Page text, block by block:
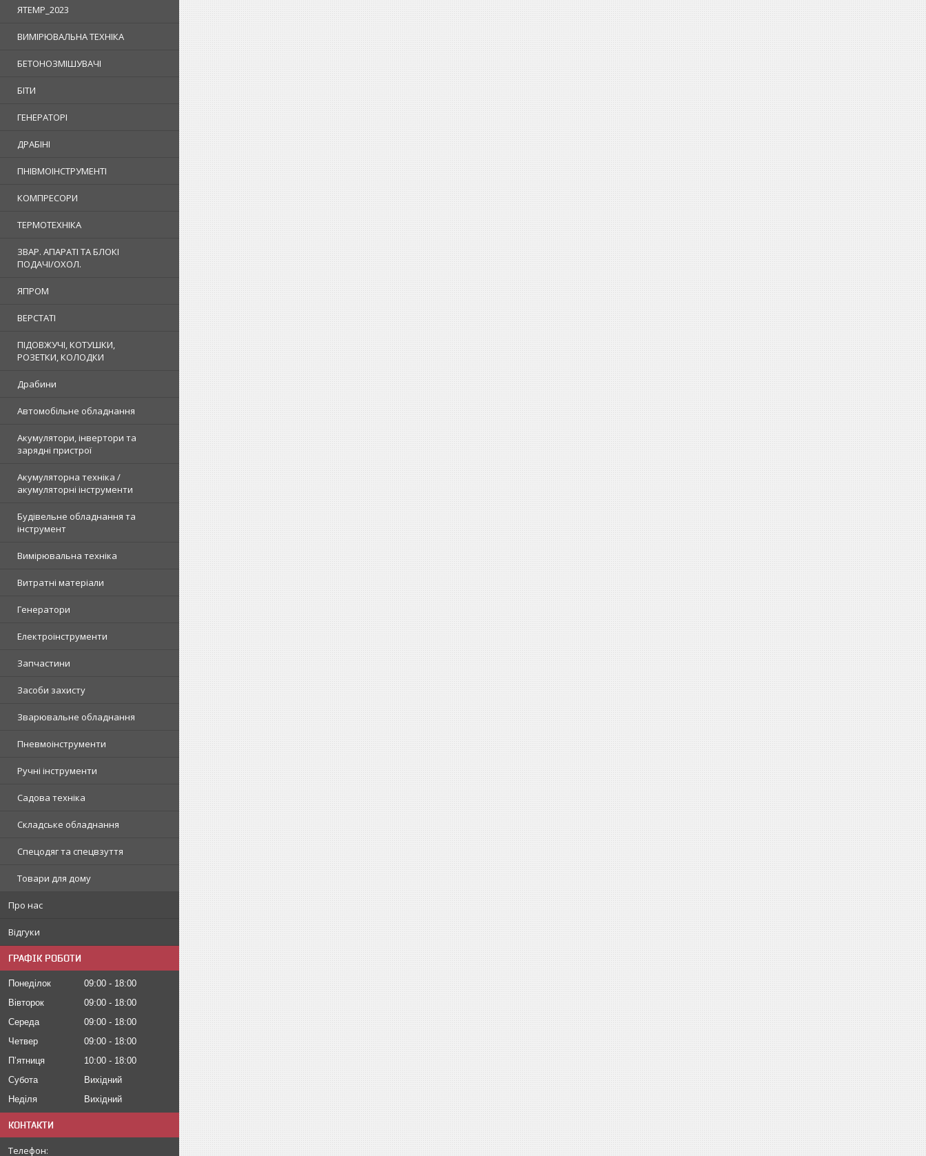
ЯTEMP_2023
ВИМІРЮВАЛЬНА ТЕХНІКА
БЕТОНОЗМІШУВАЧІ
БІТИ
ГЕНЕРАТОРІ
ДРАБІНІ
ПНІВМОІНСТРУМЕНТІ
КОМПРЕСОРИ
ТЕРМОТЕХНІКА
ЗВАР. АПАРАТІ ТА БЛОКІ
ПОДАЧІ/ОХОЛ.
ЯПРОМ
ВЕРСТАТІ
ПІДОВЖУЧІ, КОТУШКИ,
РОЗЕТКИ, КОЛОДКИ
Драбини
Автомобільне обладнання
Акумулятори, інвертори та
зарядні пристрої
Акумуляторна техніка /
акумуляторні інструменти
Будівельне обладнання та
інструмент
Вимірювальна техніка
Витратні матеріали
Генератори
Електроінструменти
Запчастини
Засоби захисту
Зварювальне обладнання
Пневмоінструменти
Ручні інструменти
Садова техніка
Складське обладнання
Спецодяг та спецвзуття
Товари для дому
Про нас
Відгуки
ГРАФІК РОБОТИ
Понеділок 09:00
18:00
Вівторок
09:00
18:00
Середа
09:00
18:00
Четвер
09:00
18:00
Пʼятниця
10:00
18:00
Субота
Вихідний
Неділя
Вихідний
КОНТАКТИ